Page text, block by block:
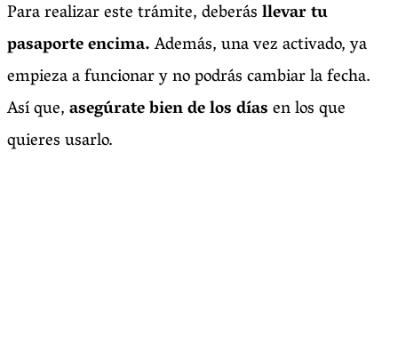
Para realizar este trámite, deberásllevar tu
pasaporte encima.Además, una vez activado, ya
empieza a funcionar y no podrás cambiar la fecha.
Así que,asegúrate bien de los díasen los que
quieres usarlo.